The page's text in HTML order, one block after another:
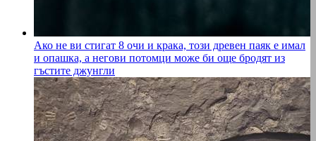
Ако не ви стигат 8 очи и крака, този древен паяк е имал
и опашка, а негови потомци може би още бродят из
гъстите джунгли